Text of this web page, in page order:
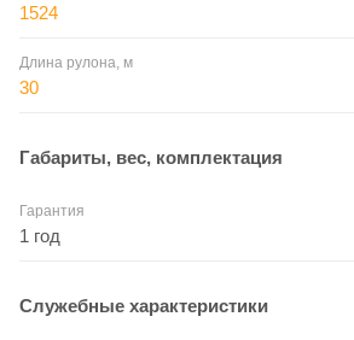
1524
Длина рулона, м
30
Габариты, вес, комплектация
Гарантия
1 год
Служебные характеристики